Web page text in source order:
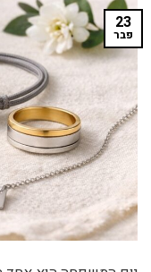
23
פבר